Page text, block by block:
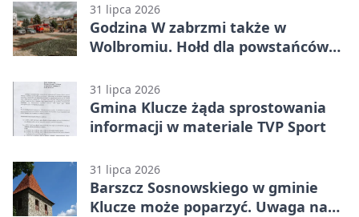
31 lipca 2026
Godzina W zabrzmi także w
Wolbromiu. Hołd dla powstańców
31 lipca 2026
Gmina Klucze żąda sprostowania
informacji w materiale TVP Sport
31 lipca 2026
Barszcz Sosnowskiego w gminie
Klucze może poparzyć. Uwaga na